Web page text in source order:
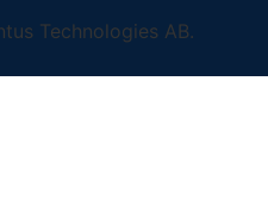
Technologies AB.